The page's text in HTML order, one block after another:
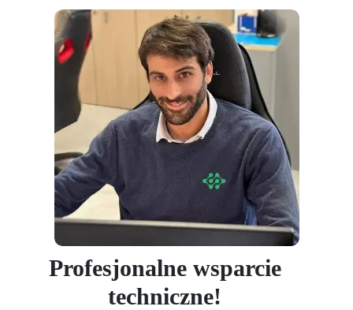
Profesjonalne wsparcie
techniczne!